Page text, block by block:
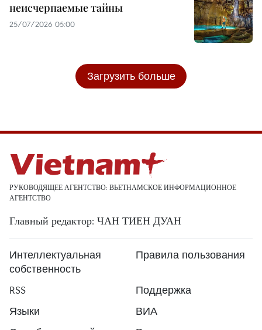
неисчерпаемые тайны
25/07/2026 05:00
Загрузить больше
РУКОВОДЯЩЕЕ АГЕНТСТВО: ВЬЕТНАМСКОЕ ИНФОРМАЦИОННОЕ
АГЕНТСТВО
Главный редактор: ЧАН ТИЕН ДУАН
Интеллектуальная
собственность
Правила пользования
RSS
Поддержка
Языки
ВИА